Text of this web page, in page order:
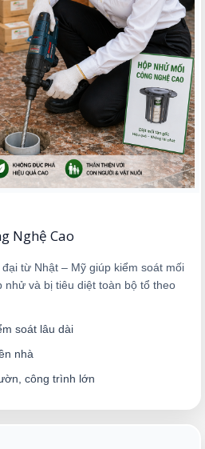
Nghệ Cao
từ Nhật – Mỹ giúp kiểm soát mối
nhử và bị tiêu diệt toàn bộ tổ theo
soát lâu dài
nhà
công trình lớn